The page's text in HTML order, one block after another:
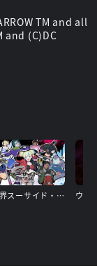
一度やり直そうと
複雑になってい
TM and all
and (C)DC
異世界スーサイド・スクワッド